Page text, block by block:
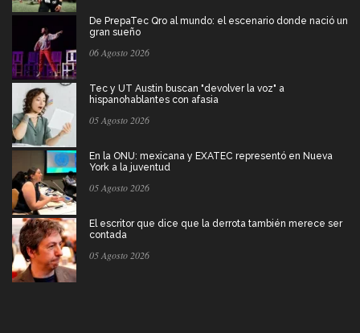
De PrepaTec Qro al mundo: el escenario donde nació un
gran sueño
06 Agosto 2026
Tec y UT Austin buscan "devolver la voz" a
hispanohablantes con afasia
05 Agosto 2026
En la ONU: mexicana y EXATEC representó en Nueva
York a la juventud
05 Agosto 2026
El escritor que dice que la derrota también merece ser
contada
05 Agosto 2026